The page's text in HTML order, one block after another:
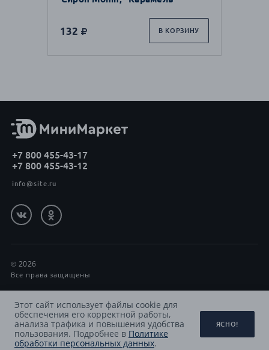
132 В КОРЗИНУ
info@site.ru
+7 800 455-43-17
+7 800 455-43-12
2026
Все права защищены
Принимаем к оплате
Этот сайт использует файлы cookie для
обеспечения его корректной работы,
анализа трафика и повышения удобства
пользования. Подробнее в Политике
обработки персональных данных.
ЯСНО!